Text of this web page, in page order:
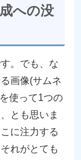
への没
。でも、な
画像(サムネ
使って1つの
とも思いま
に注力する
れがとても